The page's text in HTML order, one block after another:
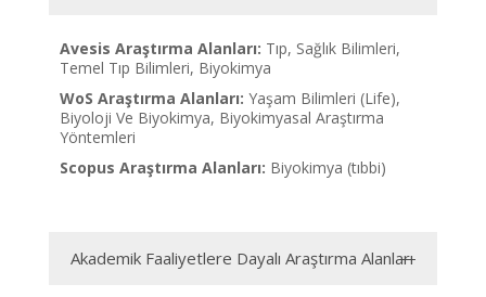
Avesis Araştırma Alanları: Tıp, Sağlık Bilimleri,
Temel Tıp Bilimleri, Biyokimya
WoS Araştırma Alanları: Yaşam Bilimleri (Life),
Biyoloji Ve Biyokimya, Biyokimyasal Araştırma
Yöntemleri
Scopus Araştırma Alanları: Biyokimya (tıbbi)
Akademik Faaliyetlere Dayalı Araştırma Alanları